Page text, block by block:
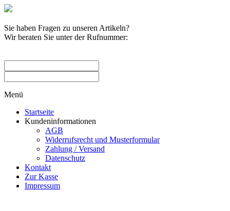
Sie haben Fragen zu unseren Artikeln?
Wir beraten Sie unter der Rufnummer:
Menü
Startseite
Kundeninformationen
AGB
Widerrufsrecht und Musterformular
Zahlung / Versand
Datenschutz
Kontakt
Zur Kasse
Impressum